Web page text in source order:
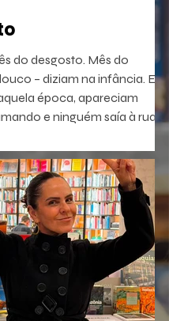
do desgosto. Mês do
– diziam na infância. E
época, apareciam
e ninguém saía à rua.
bicho. Ou dava. Muitos
medo. Porém não
do mês em curso.